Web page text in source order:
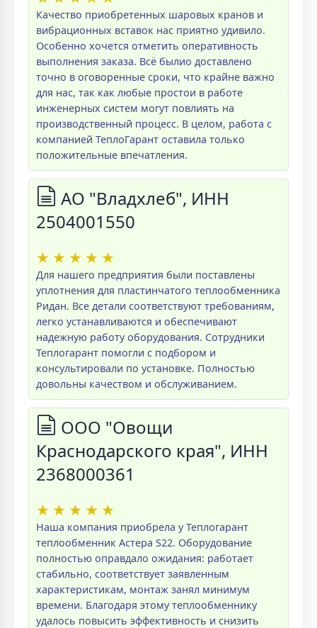
Качество приобретенных шаровых кранов и
вибрационных вставок нас приятно удивило.
Особенно хочется отметить оперативность
выполнения заказа. Всё былио доставлено
точно в оговоренные сроки, что крайне важно
для нас, так как любые простои в работе
инженерных систем могут повлиять на
производственный процесс. В целом, работа с
компанией ТеплоГарант оставила только
положительные впечатления.
АО "Владхлеб", ИНН
2504001550
★ ★ ★ ★ ★
Для нашего предприятия были поставлены
уплотнения для пластинчатого теплообменника
Ридан. Все детали соответствуют требованиям,
легко устанавливаются и обеспечивают
надежную работу оборудования. Сотрудники
Теплогарант помогли с подбором и
консультировали по установке. Полностью
довольны качеством и обслуживанием.
ООО "Овощи
Краснодарского края", ИНН
2368000361
★ ★ ★ ★ ★
Наша компания приобрела у Теплогарант
теплообменник Астера S22. Оборудование
полностью оправдало ожидания: работает
стабильно, соответствует заявленным
характеристикам, монтаж занял минимум
времени. Благодаря этому теплообменнику
удалось повысить эффективность и снизить